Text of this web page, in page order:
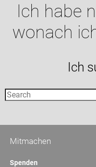
Ich habe
wonach
Ich
Mitmachen
Spenden